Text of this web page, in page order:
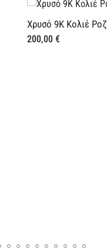
Ορθογώνια Πράσινη